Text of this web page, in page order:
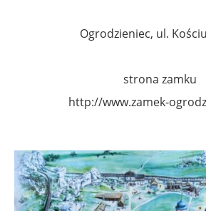
Ogrodzieniec, ul.
strona zamku
http://www.zamek-